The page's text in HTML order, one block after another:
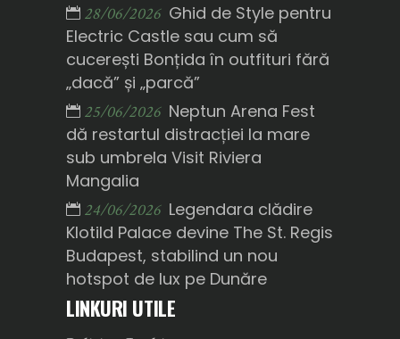
28/06/2026 Ghid de Style pentru
Electric Castle sau cum să
cucerești Bonțida în outfituri fără
„dacă” și „parcă”
25/06/2026 Neptun Arena Fest
dă restartul distracției la mare
sub umbrela Visit Riviera
Mangalia
24/06/2026 Legendara clădire
Klotild Palace devine The St. Regis
Budapest, stabilind un nou
hotspot de lux pe Dunăre
LINKURI UTILE